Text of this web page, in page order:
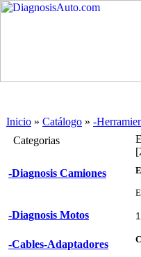
Inicio » Catálogo » -
Categorias
-Diagnosis Camiones
-Diagnosis Motos
-Cables-Adaptadores